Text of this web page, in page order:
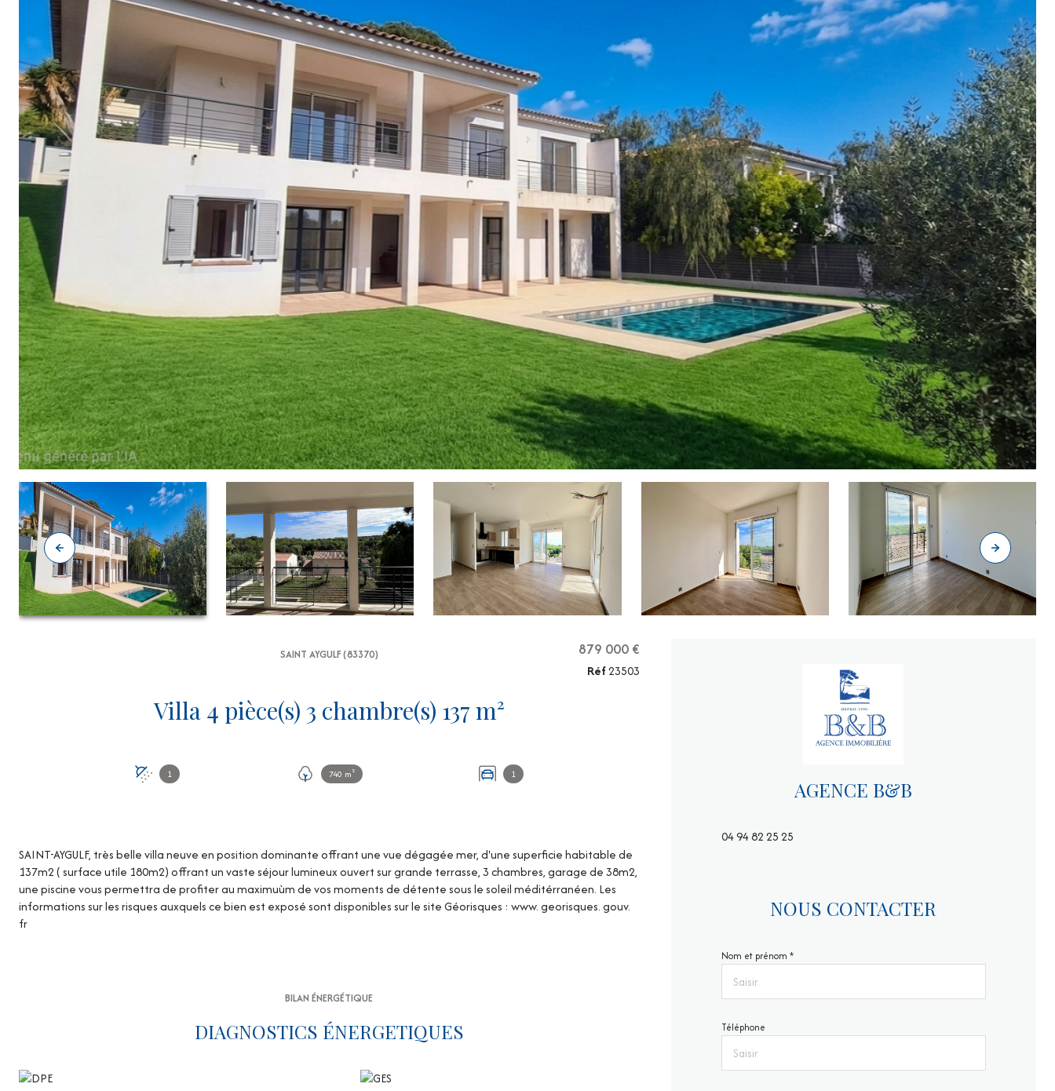
SAINT AYGULF (83370)
Villa 4 pièce(s) 3 chambre(s) 137 m²
1 740 m² 1
879 000 €
Réf23503
SAINT-AYGULF, très belle villa neuve en position dominante offrant une vue dégagée mer, d'une superficie habitable de
137m2 ( surface utile 180m2) offrant un vaste séjour lumineux ouvert sur grande terrasse, 3 chambres, garage de 38m2,
une piscine vous permettra de profiter au maximuùm de vos moments de détente sous le soleil méditérranéen. Les
informations sur les risques auxquels ce bien est exposé sont disponibles sur le site Géorisques : www. georisques. gouv.
fr
BILAN ÉNERGÉTIQUE
DIAGNOSTICS ÉNERGETIQUES
AGENCE B&B
04 94 82 25 25
NOUS CONTACTER
Nom et prénom *
Téléphone